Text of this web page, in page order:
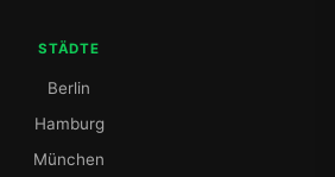
STÄDTE
Berlin
Hamburg
München